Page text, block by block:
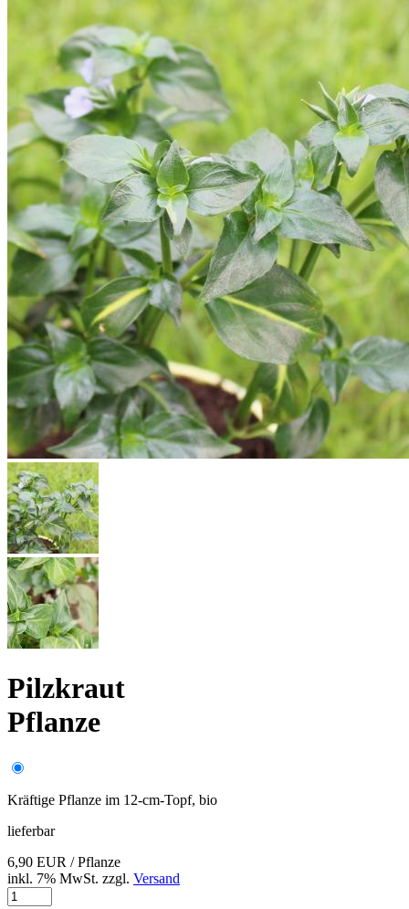
Pilzkraut
Pflanze
Kräftige Pflanze im 12-cm-Topf, bio
lieferbar
6,90 EUR / Pflanze
inkl. 7% MwSt. zzgl. Versand